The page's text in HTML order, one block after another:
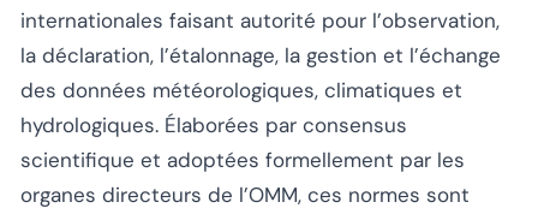
internationales faisant autorité pour l’observation,
la déclaration, l’étalonnage, la gestion et l’échange
des données météorologiques, climatiques et
hydrologiques. Élaborées par consensus
scientifique et adoptées formellement par les
organes directeurs de l’OMM, ces normes sont